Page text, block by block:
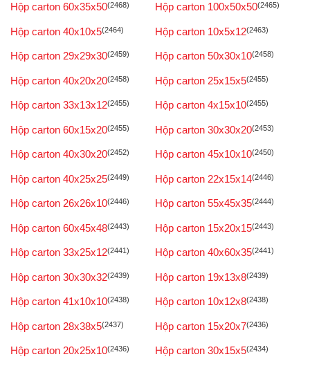
Hộp carton 60x35x50(2468) Hộp carton 100x50x50(2465)
Hộp carton 40x10x5(2464) Hộp carton 10x5x12(2463)
Hộp carton 29x29x30(2459) Hộp carton 50x30x10(2458)
Hộp carton 40x20x20(2458) Hộp carton 25x15x5(2455)
Hộp carton 33x13x12(2455) Hộp carton 4x15x10(2455)
Hộp carton 60x15x20(2455) Hộp carton 30x30x20(2453)
Hộp carton 40x30x20(2452) Hộp carton 45x10x10(2450)
Hộp carton 40x25x25(2449) Hộp carton 22x15x14(2446)
Hộp carton 26x26x10(2446) Hộp carton 55x45x35(2444)
Hộp carton 60x45x48(2443) Hộp carton 15x20x15(2443)
Hộp carton 33x25x12(2441) Hộp carton 40x60x35(2441)
Hộp carton 30x30x32(2439) Hộp carton 19x13x8(2439)
Hộp carton 41x10x10(2438) Hộp carton 10x12x8(2438)
Hộp carton 28x38x5(2437) Hộp carton 15x20x7(2436)
Hộp carton 20x25x10(2436) Hộp carton 30x15x5(2434)